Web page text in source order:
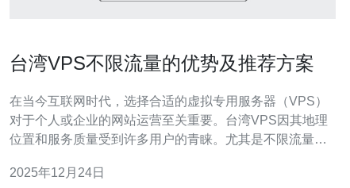
台湾VPS不限流量的优势及推荐方案
在当今互联网时代，选择合适的虚拟专用服务器（VPS）
对于个人或企业的网站运营至关重要。台湾VPS因其地理
位置和服务质量受到许多用户的青睐。尤其是不限流量的
VPS不限流量的优势及推荐方案。 台湾VPS不限流量的方
2025年12月24日